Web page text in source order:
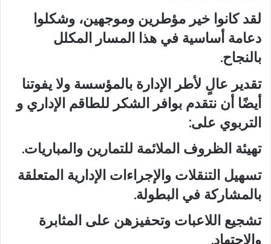
لقد كانوا خير مؤطرين وموجهين، وشكلوا
دعامة أساسية في هذا المسار المكلل
بالنجاح.
تقدير عالٍ لأطر الإدارة بالمؤسسة ولا يفوتنا
أيضًا أن نتقدم بوافر الشكر للطاقم الإداري و
التربوي على:
تهيئة الظروف الملائمة للتمارين والمباريات.
تسهيل التنقلات والإجراءات الإدارية المتعلقة
بالمشاركة في البطولة.
تشجيع اللاعبات وتحفيزهن على المثابرة
والاجتهاد.